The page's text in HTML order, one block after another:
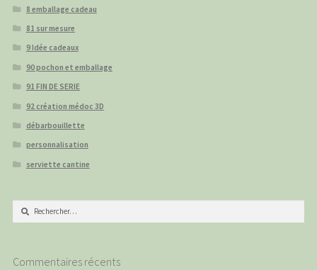
8 emballage cadeau
81 sur mesure
9 Idée cadeaux
90 pochon et emballage
91 FIN DE SERIE
92 création médoc 3D
débarbouillette
personnalisation
serviette cantine
Rechercher :
Commentaires récents